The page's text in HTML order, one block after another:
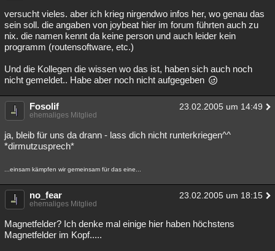
versucht vieles. aber ich krieg nirgendwo infos her, wo genau das
sein soll. die angaben von joybeat hier im forum führten auch zu
nix. die namen kennt da keine person und auch leider kein
programm (routensoftware, etc.)
Und die Kollegen die wissen wo das ist, haben sich auch noch
nicht gemeldet.. Habe aber noch nicht aufgegeben
Fosolif 23.02.2005 um 14:49
ehemaliges Mitglied
ja, bleib für uns da drann - lass dich nicht runterkriegen^^
*dirmutzusprech*
...einsam kämpfen wir gemeinsam für das eine...
no_fear 23.02.2005 um 18:15
ehemaliges Mitglied
Magnetfelder? Ich denke mal einige hier haben höchstens
Magnetfelder im Kopf.....